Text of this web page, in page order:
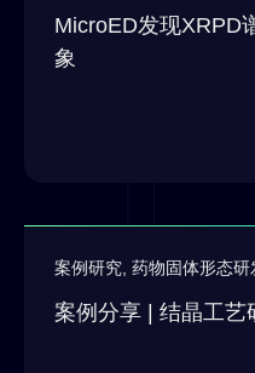
MicroED发现XRPD
象
案例研究 药物固体形态研
案例分享 | 结晶工艺